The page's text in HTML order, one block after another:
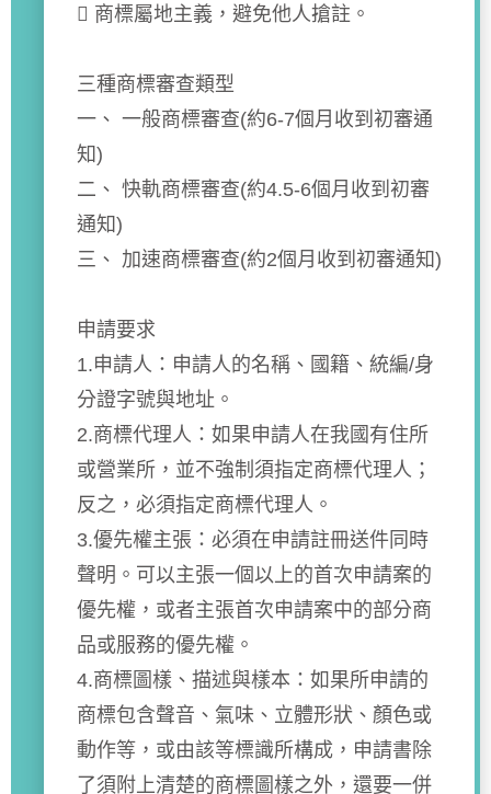
 商標屬地主義，避免他人搶註。
三種商標審查類型
一、 一般商標審查(約6-7個月收到初審通
知)
二、 快軌商標審查(約4.5-6個月收到初審
通知)
三、 加速商標審查(約2個月收到初審通知)
申請要求
1.申請人：申請人的名稱、國籍、統編/身
分證字號與地址。
2.商標代理人：如果申請人在我國有住所
或營業所，並不強制須指定商標代理人；
反之，必須指定商標代理人。
3.優先權主張：必須在申請註冊送件同時
聲明。可以主張一個以上的首次申請案的
優先權，或者主張首次申請案中的部分商
品或服務的優先權。
4.商標圖樣、描述與樣本：如果所申請的
商標包含聲音、氣味、立體形狀、顏色或
動作等，或由該等標識所構成，申請書除
了須附上清楚的商標圖樣之外，還要一併